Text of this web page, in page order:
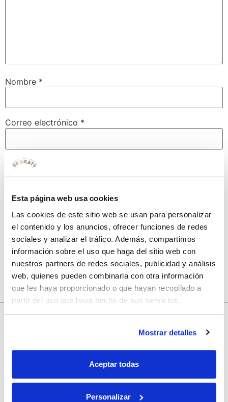
Esta página web usa cookies
Las cookies de este sitio web se usan para personalizar
el contenido y los anuncios, ofrecer funciones de redes
sociales y analizar el tráfico. Además, compartimos
información sobre el uso que haga del sitio web con
nuestros partners de redes sociales, publicidad y análisis
web, quienes pueden combinarla con otra información
que les haya proporcionado o que hayan recopilado a
partir del uso que haya hecho de sus servicios.
Mostrar detalles
Aceptar todas
Personalizar
Nombre *
Correo electrónico *
Web
Guarda mi nombre, correo electrónico y web en este
navegador para la próxima vez que comente.
10% de descuento
Apúntatea nuestra newsletter para recibir nuestrasofertasy